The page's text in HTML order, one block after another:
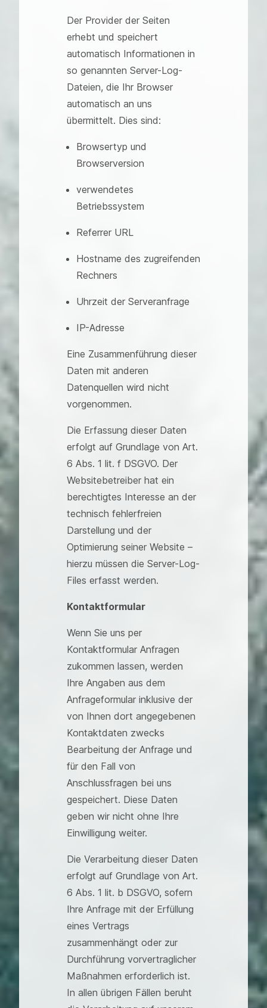
Der Provider der Seiten
erhebt und speichert
automatisch Informationen in
so genannten Server-Log-
Dateien, die Ihr Browser
automatisch an uns
übermittelt. Dies sind:
Browsertyp und
Browserversion
verwendetes
Betriebssystem
Referrer URL
Hostname des zugreifenden
Rechners
Uhrzeit der Serveranfrage
IP-Adresse
Eine Zusammenführung dieser
Daten mit anderen
Datenquellen wird nicht
vorgenommen.
Die Erfassung dieser Daten
erfolgt auf Grundlage von Art.
6 Abs. 1 lit. f DSGVO. Der
Websitebetreiber hat ein
berechtigtes Interesse an der
technisch fehlerfreien
Darstellung und der
Optimierung seiner Website –
hierzu müssen die Server-Log-
Files erfasst werden.
Kontaktformular
Wenn Sie uns per
Kontaktformular Anfragen
zukommen lassen, werden
Ihre Angaben aus dem
Anfrageformular inklusive der
von Ihnen dort angegebenen
Kontaktdaten zwecks
Bearbeitung der Anfrage und
für den Fall von
Anschlussfragen bei uns
gespeichert. Diese Daten
geben wir nicht ohne Ihre
Einwilligung weiter.
Die Verarbeitung dieser Daten
erfolgt auf Grundlage von Art.
6 Abs. 1 lit. b DSGVO, sofern
Ihre Anfrage mit der Erfüllung
eines Vertrags
zusammenhängt oder zur
Durchführung vorvertraglicher
Maßnahmen erforderlich ist.
In allen übrigen Fällen beruht